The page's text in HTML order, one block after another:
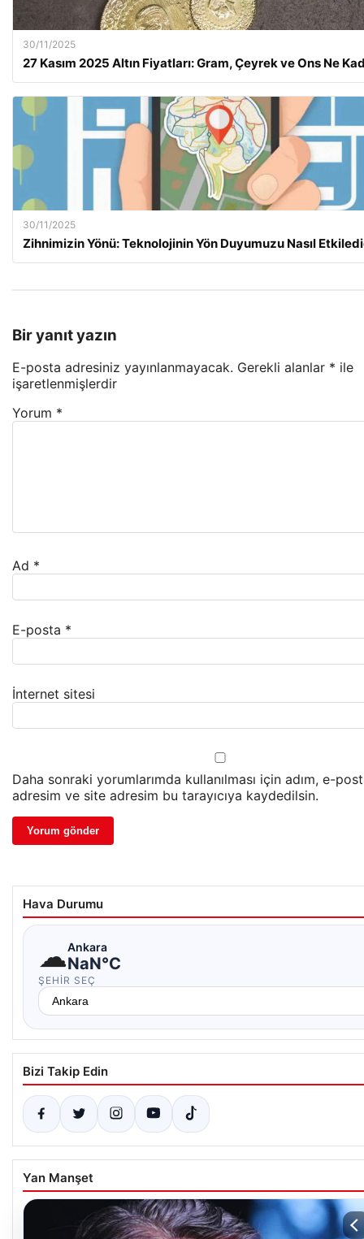
30/11/2025
27 Kasım 2025 Altın Fiyatları: Gram, Çeyrek ve Ons Ne
30/11/2025
Zihnimizin Yönü: Teknolojinin Yön Duyumuzu Nasıl
Bir yanıt yazın
E-posta adresiniz yayınlanmayacak. Gerekli alanlar * ile
işaretlenmişlerdir
Yorum *
Ad *
E-posta *
İnternet sitesi
Daha sonraki yorumlarımda kullanılması için adım, e-
adresim ve site adresim bu tarayıcıya kaydedilsin.
Hava Durumu
☁Ankara
NaN°C
ŞEHIR SEÇ
Bizi Takip Edin
Yan Manşet